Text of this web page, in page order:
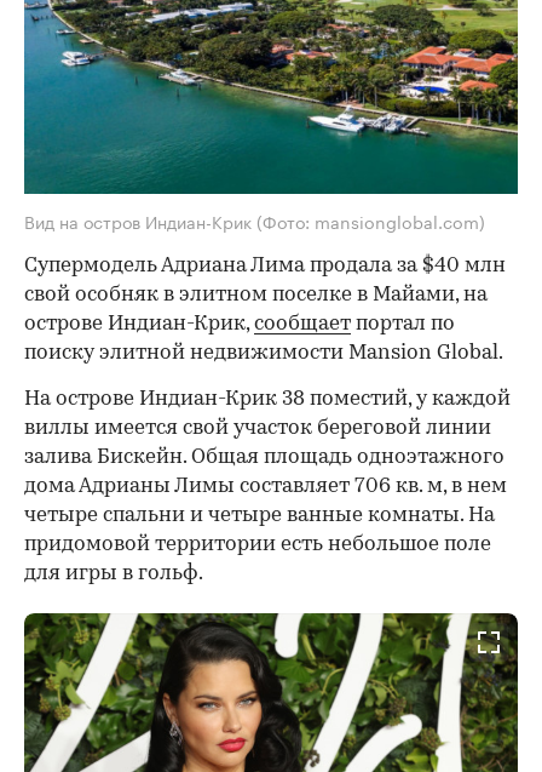
Вид на остров Индиан-Крик (Фото: mansionglobal.com)
Супермодель Адриана Лима продала за $40 млн
свой особняк в элитном поселке в Майами, на
острове Индиан-Крик,сообщает портал по
поиску элитной недвижимости Mansion Global.
На острове Индиан-Крик 38 поместий, у каждой
виллы имеется свой участок береговой линии
залива Бискейн. Общая площадь одноэтажного
дома Адрианы Лимы составляет 706 кв. м, в нем
четыре спальни и четыре ванные комнаты. На
придомовой территории есть небольшое поле
для игры в гольф.